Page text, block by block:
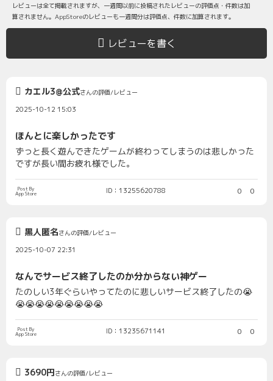
レビューは全て掲載されますが、一週間以前に投稿されたレビューの評価点・件数は加
算されません。AppStoreのレビューも一週間分は評価点、件数に加算されます。
レビューを書く
カエル3@公式さんの評価/レビュー
2025-10-12 15:03
ほんとに楽しかったです
ずっと長く遊んできたゲームが終わってしまうのは悲しかった
ですが長い間お疲れ様でした。
Post By
App Store ID：13255620788 0 0
黒人匿名さんの評価/レビュー
2025-10-07 22:31
なんでサービス終了したのか分からない神ゲー
たのしい3年ぐらいやってたのに悲しいサービス終了したの😭
😭😭😭😭😭😭😭😭😭
Post By
App Store ID：13235671141 0 0
3690円さんの評価/レビュー